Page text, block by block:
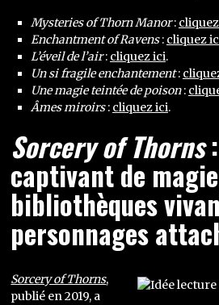
Mysteries of Thorn Manor:
Enchantment of Ravens: cliquez
L’éveil de l’air: cliquez ici.
Un si fragile enchantement:
Une magie teintée de poison:
Âmes miroirs: cliquez ici.
Sorcery of Thorns:
captivant de
bibliothèques
personnages
Sorcery of Thorns,
publié en 2019, a